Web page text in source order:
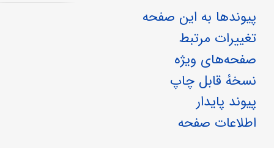
پیوندها به این صفحه
تغییرات مرتبط
صفحه‌های ویژه
نسخهٔ قابل چاپ
پیوند پایدار
اطلاعات صفحه